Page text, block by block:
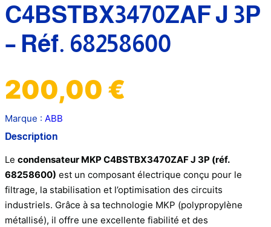
C4BSTBX3470ZAF J 3P
– Réf. 68258600
200,00 €
Marque : ABB
Description
Le condensateur MKP C4BSTBX3470ZAF J 3P (réf.
68258600) est un composant électrique conçu pour le
filtrage, la stabilisation et l’optimisation des circuits
industriels. Grâce à sa technologie MKP (polypropylène
métallisé), il offre une excellente fiabilité et des